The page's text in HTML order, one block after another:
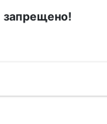
запрещено!